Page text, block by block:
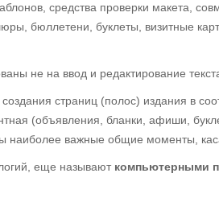
средства проверки макета,
бюллетени, буклеты, визитные
не на ввод и редактирование
страниц (полос) издания в
(объявления, бланки, афиши,
наиболее важные общие моменты,
еще называют компьютерными